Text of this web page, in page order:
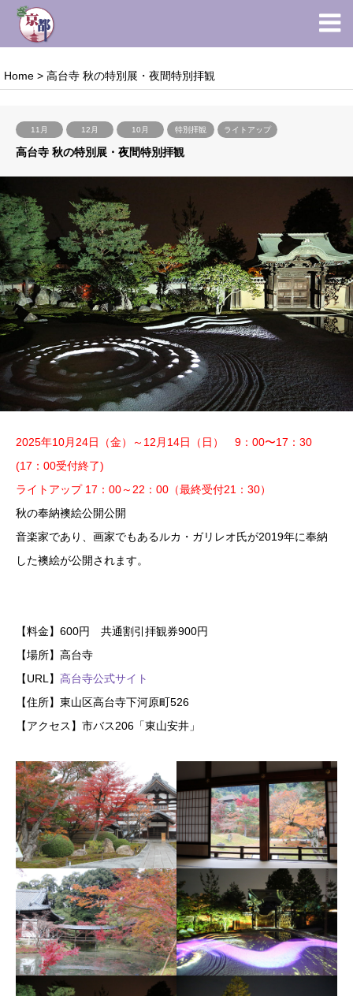
Home > 高台寺 秋の特別展・夜間特別拝観
11月 12月 10月 特別拝観 ライトアップ
高台寺 秋の特別展・夜間特別拝観
2025年10月24日（金）～12月14日（日） 9：00〜17：30
(17：00受付終了)
ライトアップ 17：00～22：00（最終受付21：30）
秋の奉納襖絵公開公開
音楽家であり、画家でもあるルカ・ガリレオ氏が2019年に奉納
した襖絵が公開されます。
【料金】600円 共通割引拝観券900円
【場所】高台寺
【URL】 高台寺公式サイト
【住所】東山区高台寺下河原町526
【アクセス】市バス206「東山安井」